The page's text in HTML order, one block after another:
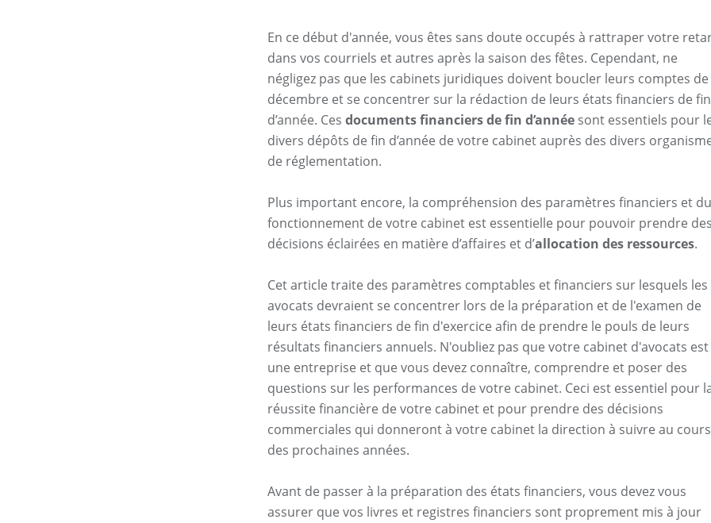
En ce début d'année, vous êtes sans doute occupés à rattraper votre
dans vos courriels et autres après la saison des fêtes. Cependant, ne
négligez pas que les cabinets juridiques doivent boucler leurs comptes de
décembre et se concentrer sur la rédaction de leurs états financiers de fin
d’année. Ces documents financiers de fin d’année sont essentiels pour
divers dépôts de fin d’année de votre cabinet auprès des divers
de réglementation.
Plus important encore, la compréhension des paramètres financiers et du
fonctionnement de votre cabinet est essentielle pour pouvoir prendre
décisions éclairées en matière d’affaires et d’allocation des ressources.
Cet article traite des paramètres comptables et financiers sur lesquels les
avocats devraient se concentrer lors de la préparation et de l'examen de
leurs états financiers de fin d'exercice afin de prendre le pouls de leurs
résultats financiers annuels. N'oubliez pas que votre cabinet d'avocats est
une entreprise et que vous devez connaître, comprendre et poser des
questions sur les performances de votre cabinet. Ceci est essentiel pour
réussite financière de votre cabinet et pour prendre des décisions
commerciales qui donneront à votre cabinet la direction à suivre au cours
des prochaines années.
Avant de passer à la préparation des états financiers, vous devez vous
assurer que vos livres et registres financiers sont proprement mis à jour